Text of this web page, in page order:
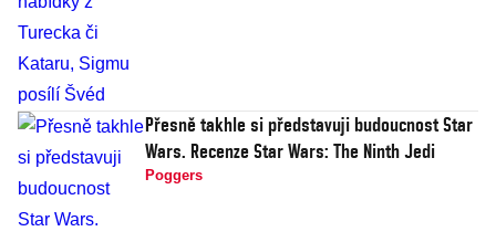
Přesně takhle si představuji budoucnost Star
Wars. Recenze Star Wars: The Ninth Jedi
Poggers